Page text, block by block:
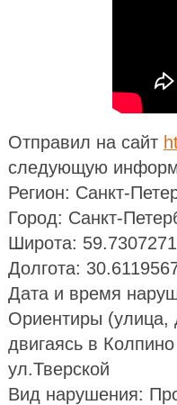
Отправил на сайт
следующую
Регион: Санкт-
Город: Санкт-
Широта:
Долгота:
Дата и время
Ориентиры (улица,
двигаясь в
ул.Тверской
Вид нарушения: